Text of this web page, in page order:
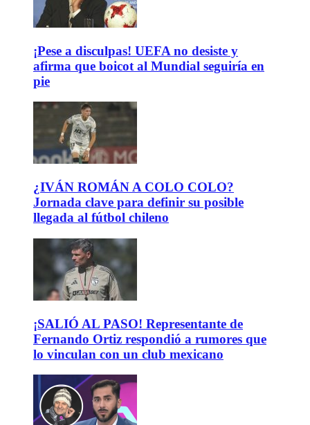
¡Pese a disculpas! UEFA no desiste y
afirma que boicot al Mundial seguiría en
pie
¿IVÁN ROMÁN A COLO COLO?
Jornada clave para definir su posible
llegada al fútbol chileno
¡SALIÓ AL PASO! Representante de
Fernando Ortiz respondió a rumores que
lo vinculan con un club mexicano